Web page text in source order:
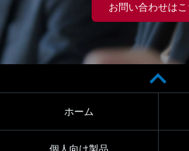
お問い合わせはこ
ホーム